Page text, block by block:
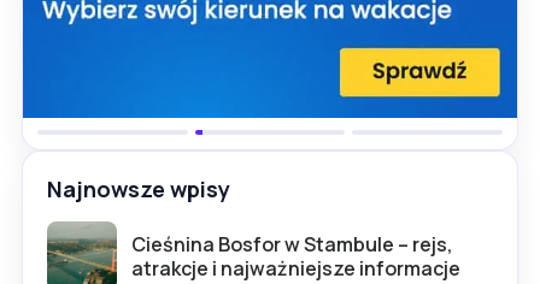
Najnowsze wpisy
Cieśnina Bosfor w Stambule – rejs,
atrakcje i najważniejsze informacje